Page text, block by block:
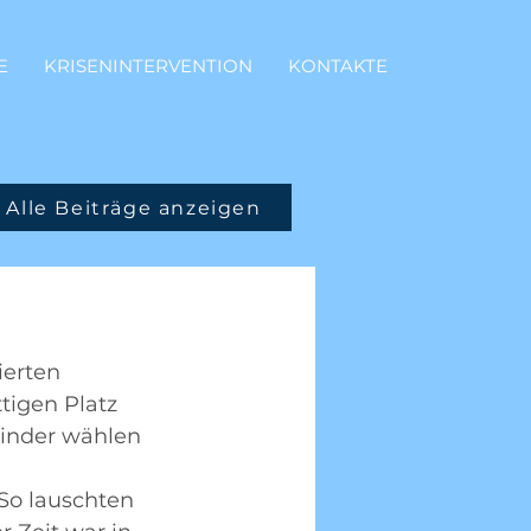
KRISENINTERVENTION KONTAKTE
Alle Beiträge anzeigen
Platz
wählen
lauschten